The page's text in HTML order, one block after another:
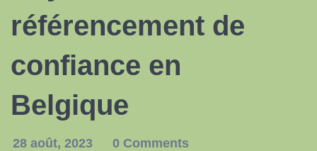
référencement de
confiance en
Belgique
28 août, 2023 0 Comments